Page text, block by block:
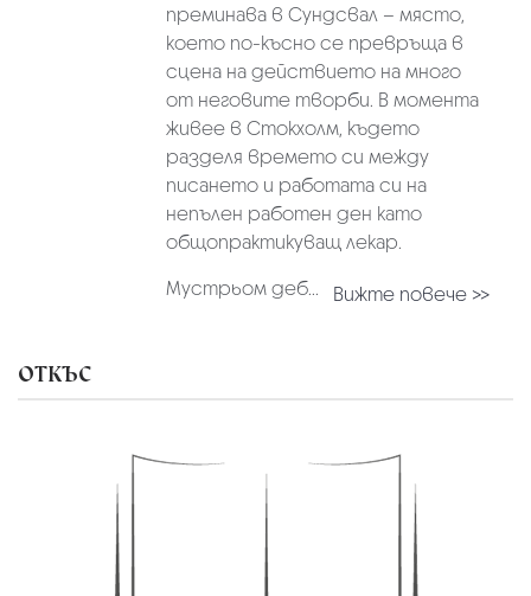
преминава в Сундсвал – място,
което по-късно се превръща в
сцена на действието на много
от неговите творби. В момента
живее в Стокхолм, където
разделя времето си между
писането и работата си на
непълен работен ден като
общопрактикуващ лекар.
Мустрьом деб...
Вижте повече >>
ОТКЪС